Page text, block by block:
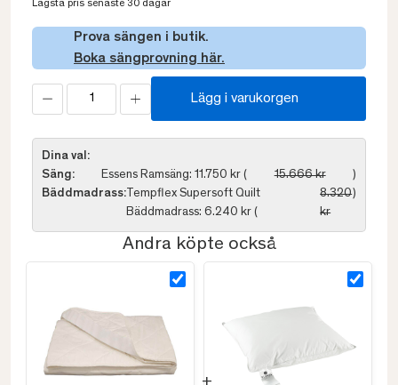
Lägsta pris senaste 30 dagar
Prova sängen i butik.
Boka sängprovning här.
Lägg i varukorgen
Dina val:
Säng:
Essens Ramsäng: 11.750 kr ( 15.666 kr
)
Bäddmadrass: Tempflex Supersoft Quilt
Bäddmadrass: 6.240 kr (
8.320
kr
)
Andra köpte också